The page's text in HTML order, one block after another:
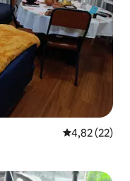
4,82 de uma
4,82 (22)